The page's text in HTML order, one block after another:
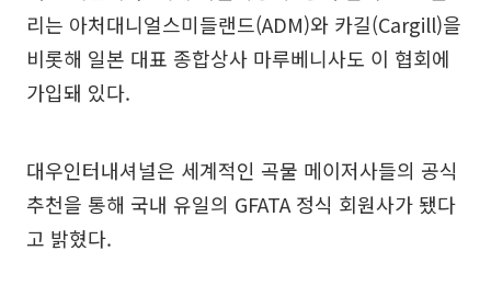
리는 아처대니얼스미들랜드(ADM)와 카길(Cargill)을
비롯해 일본 대표 종합상사 마루베니사도 이 협회에
가입돼 있다.
대우인터내셔널은 세계적인 곡물 메이저사들의 공식
추천을 통해 국내 유일의 GFATA 정식 회원사가 됐다
고 밝혔다.